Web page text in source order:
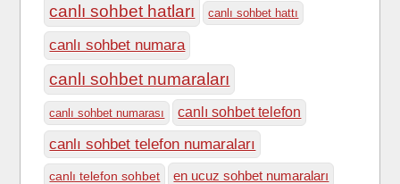
canlı sohbet hatları canlı sohbet hattı
canlı sohbet numara
canlı sohbet numaraları
canlı sohbet numarası canlı sohbet telefon
canlı sohbet telefon numaraları
canlı telefon sohbet en ucuz sohbet numaraları